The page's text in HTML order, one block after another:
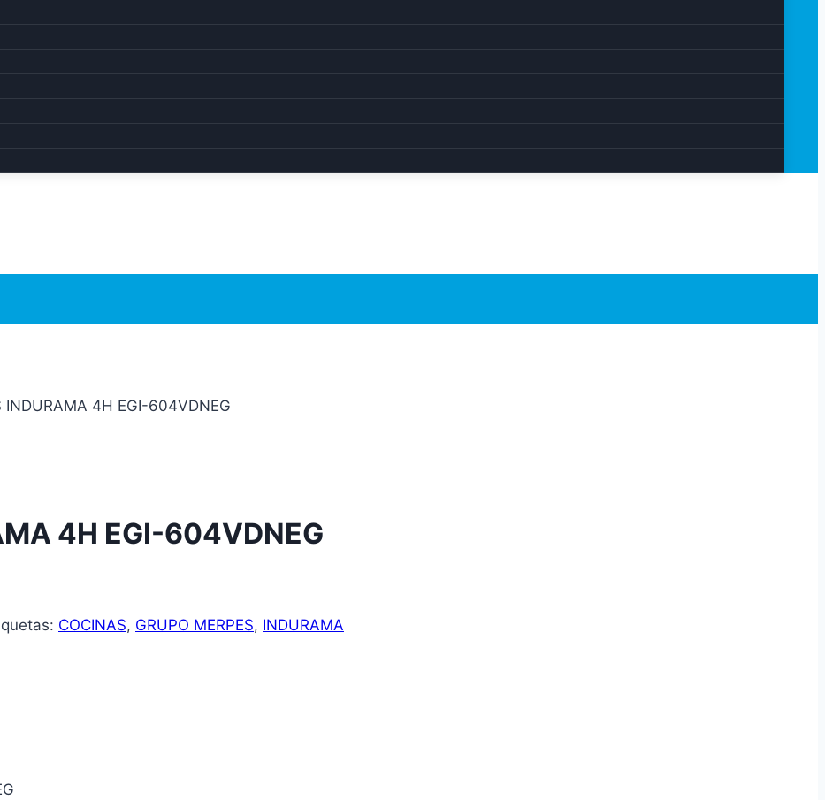
INDURAMA 4H EGI-604VDNEG
4H EGI-604VDNEG
COCINAS, GRUPO MERPES, INDURAMA